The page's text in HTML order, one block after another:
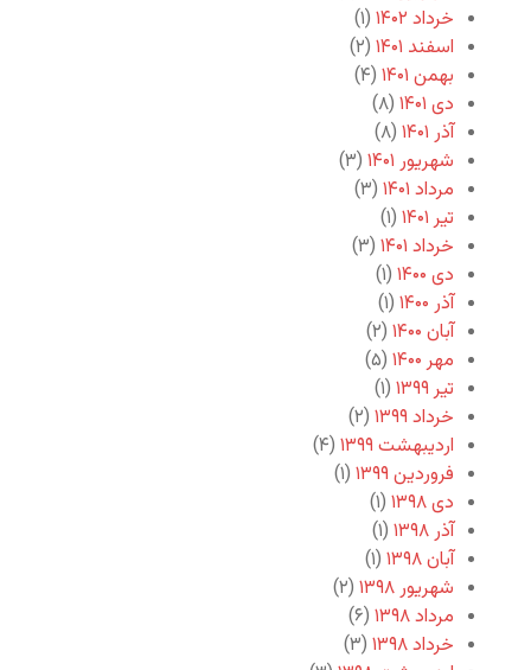
خرداد ۱۴۰۲
(۱)
اسفند ۱۴۰۱
(۲)
بهمن ۱۴۰۱
(۴)
دی ۱۴۰۱
(۸)
آذر ۱۴۰۱
(۸)
شهریور ۱۴۰۱
(۳)
مرداد ۱۴۰۱
(۳)
تیر ۱۴۰۱
(۱)
خرداد ۱۴۰۱
(۳)
دی ۱۴۰۰
(۱)
آذر ۱۴۰۰
(۱)
آبان ۱۴۰۰
(۲)
مهر ۱۴۰۰
(۵)
تیر ۱۳۹۹
(۱)
خرداد ۱۳۹۹
(۲)
اردیبهشت ۱۳۹۹
(۴)
فروردین ۱۳۹۹
(۱)
دی ۱۳۹۸
(۱)
آذر ۱۳۹۸
(۱)
آبان ۱۳۹۸
(۱)
شهریور ۱۳۹۸
(۲)
مرداد ۱۳۹۸
(۶)
خرداد ۱۳۹۸
(۳)